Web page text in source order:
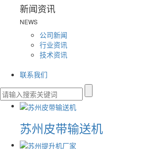
新闻资讯
NEWS
公司新闻
行业资讯
技术资讯
联系我们
苏州皮带输送机